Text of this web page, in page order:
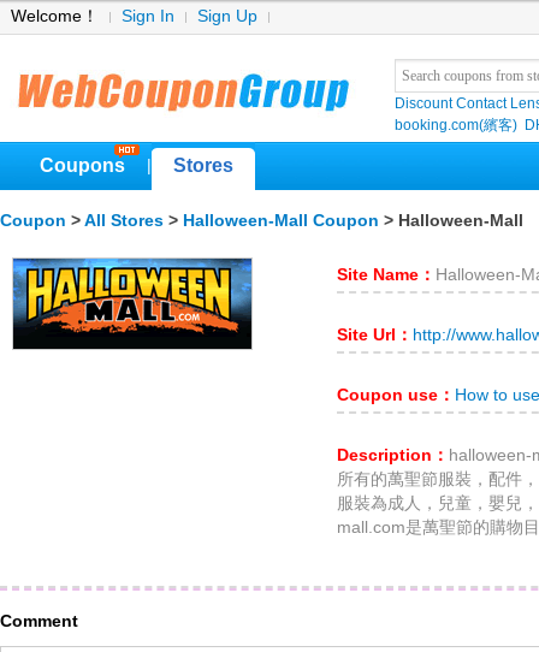
Welcome！ Sign In Sign Up
Discount Contact
booking.com(繽客)
Coupons Stores
Coupon > All Stores > Halloween-Mall Coupon > Halloween-Mall
Site Name： Halloween-
Site Url： http://
Coupon use： How to
Description： halloween-
所有的萬聖節服裝，配件
服裝為成人，兒童，嬰兒
mall.com是萬聖節的購物
Comment